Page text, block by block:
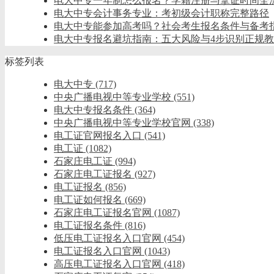
电大中专会计事务专业：考初级会计职称完整路径
电大中专能参加高考吗？社会考生报名条件与备考
电大中专报名避坑指南：五大风险与4步识别正规
标签列表
电大中专 (717)
中央广播电视中等专业学校 (551)
电大中专报名条件 (364)
中央广播电视中等专业学校官网 (338)
电工证官网报名入口 (541)
电工证 (1082)
石家庄电工证 (994)
石家庄电工证报名 (927)
电工证报名 (856)
电工证如何报名 (669)
石家庄电工证报名官网 (1087)
电工证报名条件 (816)
低压电工证报名入口官网 (454)
电工证报名入口官网 (1043)
高压电工证报名入口官网 (418)